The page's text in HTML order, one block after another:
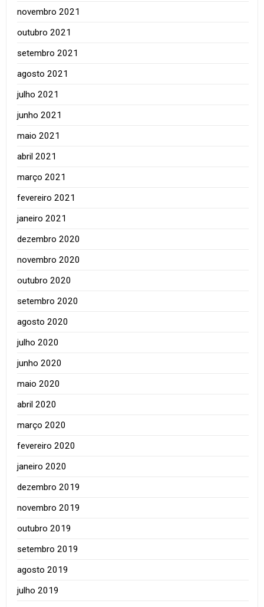
novembro 2021
outubro 2021
setembro 2021
agosto 2021
julho 2021
junho 2021
maio 2021
abril 2021
março 2021
fevereiro 2021
janeiro 2021
dezembro 2020
novembro 2020
outubro 2020
setembro 2020
agosto 2020
julho 2020
junho 2020
maio 2020
abril 2020
março 2020
fevereiro 2020
janeiro 2020
dezembro 2019
novembro 2019
outubro 2019
setembro 2019
agosto 2019
julho 2019